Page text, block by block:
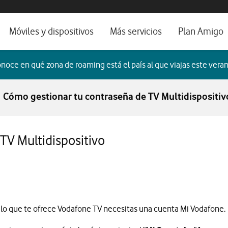
ayuda e idioma
5G
TV
Móviles y dispositivos
Imagen y Sonido
Ver todos
Más servicios
Alianza Vodafone e Iberdrola
Servicios avanzados
Plan Amigo
en qué zona de roaming está el país al que viajas este
Cómo gestionar tu contraseña de TV
Multidispositivo
que te ofrece Vodafone TV necesitas una cuenta Mi Vodafone.